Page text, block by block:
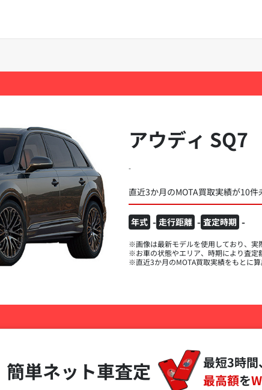
アウディ SQ7
-
直近3か月のMOTA買取実績が10
年式 - 走行距離 - 査定時期 -
※画像は最新モデルを使用しており、実
※お車の状態やエリア、時期により査定
※直近3か月のMOTA買取実績をもとに算
簡単ネット車査定
最短3時
最高額を